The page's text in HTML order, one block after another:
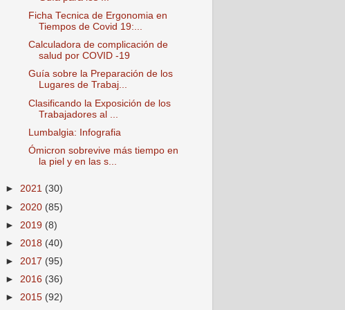
Ficha Tecnica de Ergonomia en
Tiempos de Covid 19:...
Calculadora de complicación de
salud por COVID -19
Guía sobre la Preparación de los
Lugares de Trabaj...
Clasificando la Exposición de los
Trabajadores al ...
Lumbalgia: Infografia
Ómicron sobrevive más tiempo en
la piel y en las s...
► 2021 (30)
► 2020 (85)
► 2019 (8)
► 2018 (40)
► 2017 (95)
► 2016 (36)
► 2015 (92)